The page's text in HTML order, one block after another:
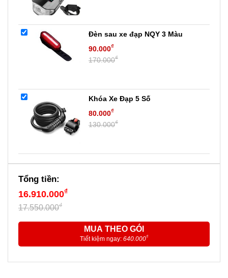
Đèn sau xe đạp NQY 3 Màu
90.000₫
170.000₫
Khóa Xe Đạp 5 Số
80.000₫
130.000₫
Tổng tiền:
16.910.000₫
17.550.000₫
MUA THEO GÓI
Tiết kiệm ngay: 640.000₫